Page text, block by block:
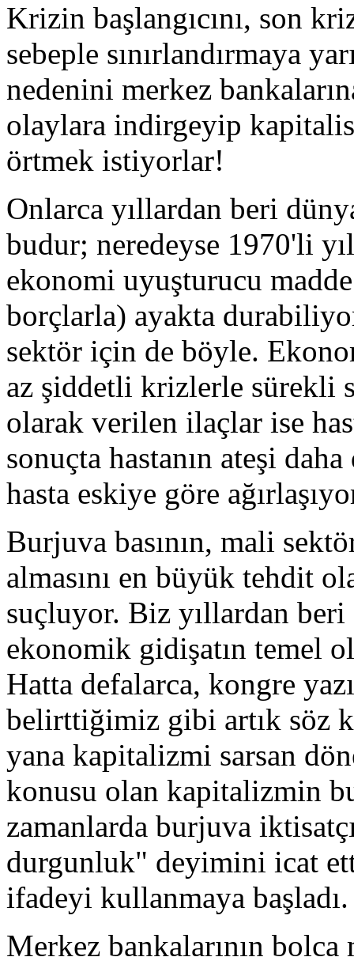
Krizin başlangıcını, son
sebeple sınırlandırmaya
nedenini merkez
olaylara indirgeyip
örtmek istiyorlar!
Onlarca yıllardan beri
budur; neredeyse 1970'li
ekonomi uyuşturucu
borçlarla) ayakta
sektör için de böyle.
az şiddetli krizlerle sürekli
olarak verilen ilaçlar ise
sonuçta hastanın ateşi
hasta eskiye göre
Burjuva basının, mali
almasını en büyük tehdit
suçluyor. Biz yıllardan
ekonomik gidişatın temel
Hatta defalarca, kongre
belirttiğimiz gibi artık söz
yana kapitalizmi sarsan
konusu olan kapitalizmin
zamanlarda burjuva
durgunluk" deyimini icat
ifadeyi kullanmaya başladı.
Merkez bankalarının